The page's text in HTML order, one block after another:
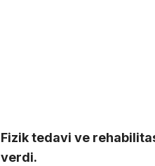
Fizik tedavi ve
verdi.